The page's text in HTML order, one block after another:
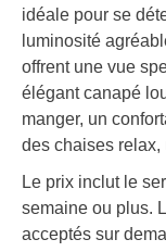
idéale pour se
luminosité
offrent une vue
élégant canapé
manger, un
des chaises relax,
Le prix inclut le
semaine ou plus.
acceptés sur